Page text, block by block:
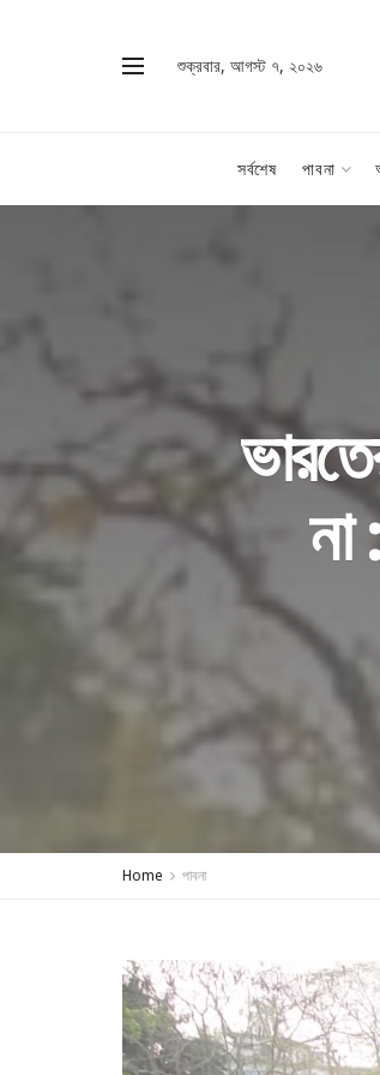
শুক্রবার, আগস্ট ৭, ২০২৬
সর্বশেষ পাবনা
Home পাবনা